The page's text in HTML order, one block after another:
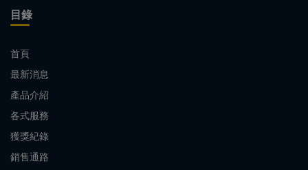
目錄
首頁
最新消息
產品介紹
各式服務
獲獎紀錄
銷售通路